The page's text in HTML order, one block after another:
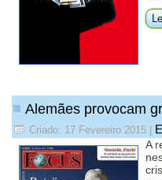
Alemães provocam
Criado: 17 Fevereiro 2015
A